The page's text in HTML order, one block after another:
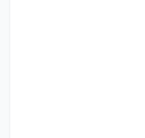
و واردات انواع فن های
بین کانالی، مرغداری و
صنعتی و ساختمانی
تولیدی کمپانی اروپایی
شما عزیزان رو در صرف
صرفه جویی در هزینه و زمان